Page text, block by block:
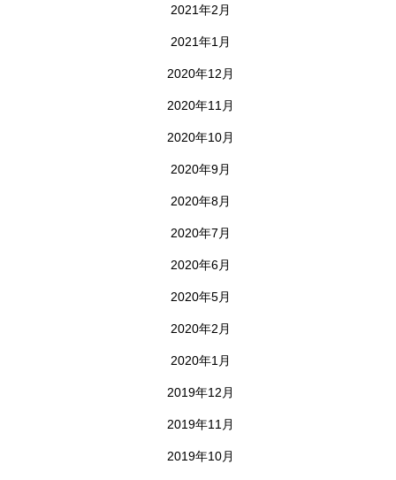
2021年2月
2021年1月
2020年12月
2020年11月
2020年10月
2020年9月
2020年8月
2020年7月
2020年6月
2020年5月
2020年2月
2020年1月
2019年12月
2019年11月
2019年10月